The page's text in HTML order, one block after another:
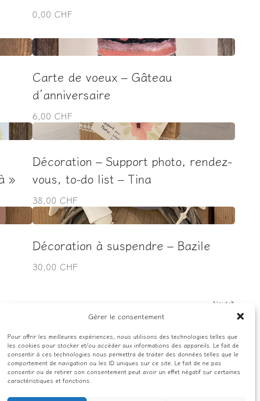
Gérer le consentement
Pour offrir les meilleures expériences, nous utilisons des technologies telles que
les cookies pour stocker et/ou accéder aux informations des appareils. Le fait de
consentir à ces technologies nous permettra de traiter des données telles que le
comportement de navigation ou les ID uniques sur ce site. Le fait de ne pas
consentir ou de retirer son consentement peut avoir un effet négatif sur certaines
caractéristiques et fonctions.
0,00 CHF
Carte de voeux – Gâteau
d’anniversaire
6,00 CHF
»
Décoration – Support photo, rendez-
vous, to-do list – Tina
38,00 CHF
Décoration à suspendre – Bazile
30,00 CHF
Next